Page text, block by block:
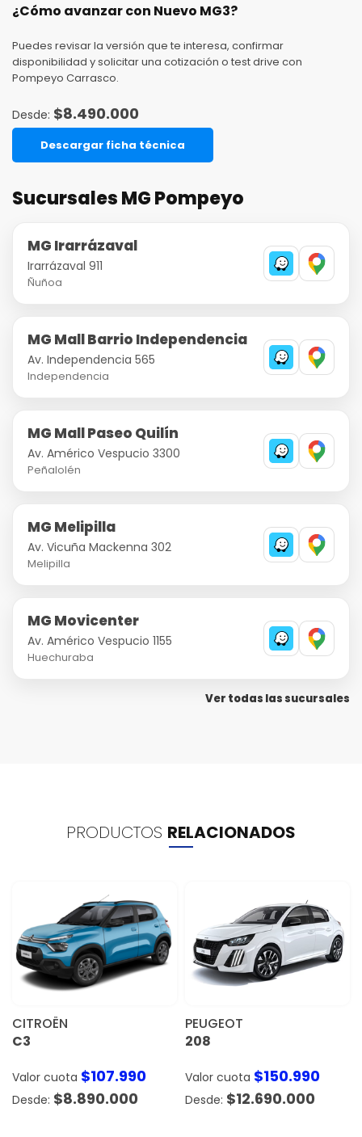
¿Cómo avanzar con Nuevo MG3?
Puedes revisar la versión que te interesa, confirmar
disponibilidad y solicitar una cotización o test drive con
Pompeyo Carrasco.
$8.490.000
Descargar ficha técnica
Sucursales MG Pompeyo
MG Irarrázaval
Irarrázaval 911
Ñuñoa
MG Mall Barrio Independencia
Av. Independencia 565
Independencia
MG Mall Paseo Quilín
Av. Américo Vespucio 3300
Peñalolén
MG Melipilla
Av. Vicuña Mackenna 302
Melipilla
MG Movicenter
Av. Américo Vespucio 1155
Huechuraba
Ver todas las sucursales
PRODUCTOS RELACIONADOS
CITROËN
C3
Valor cuota $107.990
$8.890.000
PEUGEOT
208
Valor cuota $150.990
$12.690.000